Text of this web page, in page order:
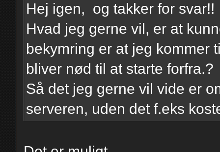
Hej igen, og takker for svar!!
Hvad jeg gerne vil, er at
bekymring er at jeg kommer
bliver nød til at starte forfra.?
Så det jeg gerne vil vide er
serveren, uden det f.eks